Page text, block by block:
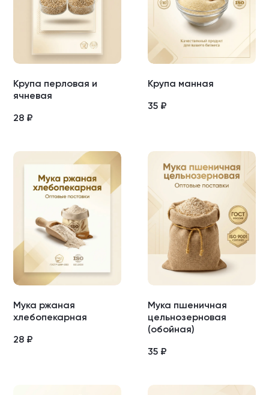
Крупа перловая и
ячневая
28 ₽
Крупа манная
35 ₽
Мука ржаная
хлебопекарная
28 ₽
Мука пшеничная
цельнозерновая
(обойная)
35 ₽